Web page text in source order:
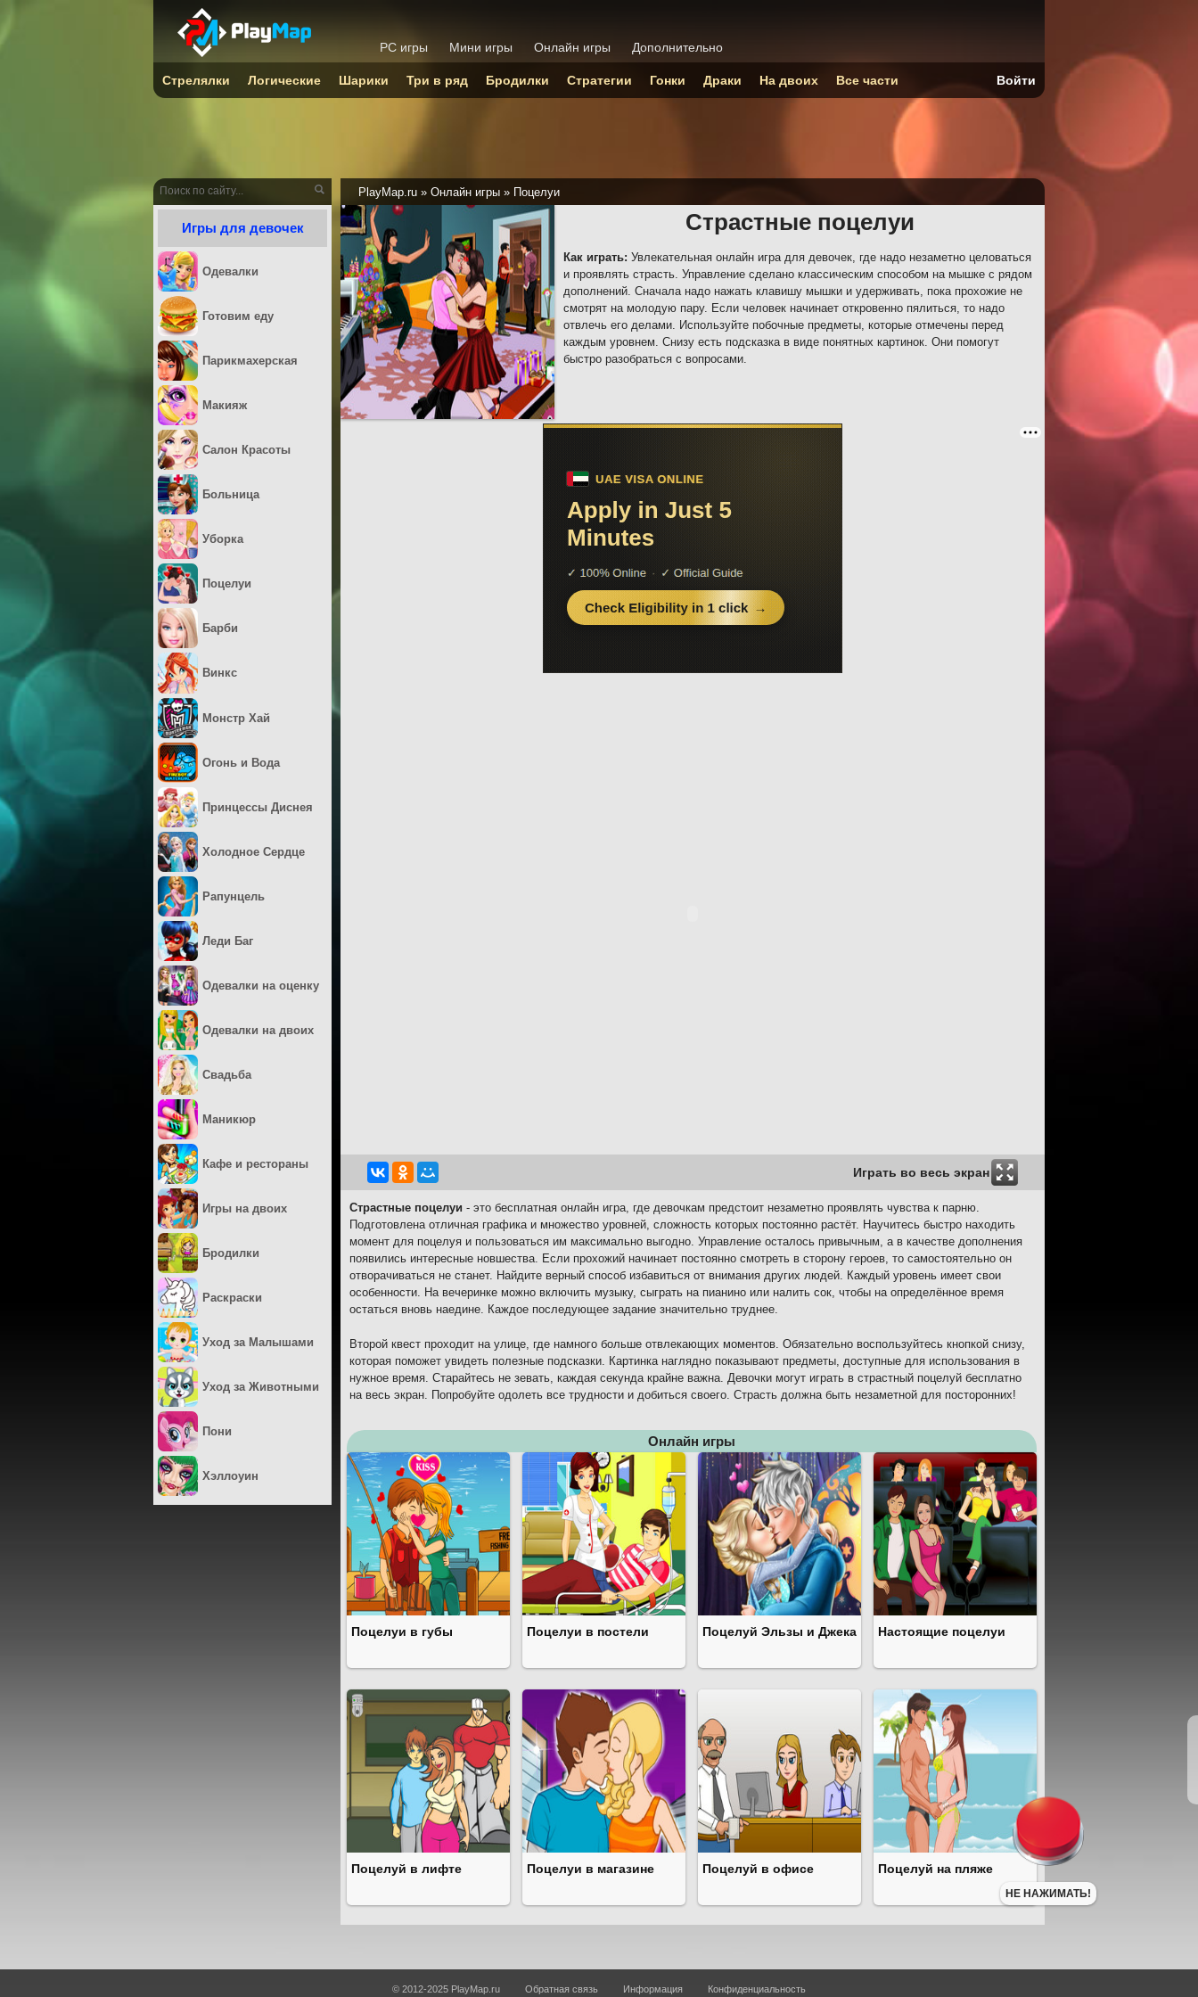
PlayMap.ru » Онлайн игры » Поцелуи
Страстные поцелуи
Как играть: Увлекательная онлайн игра для девочек, где надо незаметно целоваться
и проявлять страсть. Управление сделано классическим способом на мышке с рядом
дополнений. Сначала надо нажать клавишу мышки и удерживать, пока прохожие не
смотрят на молодую пару. Если человек начинает откровенно пялиться, то надо
отвлечь его делами. Используйте побочные предметы, которые отмечены перед
каждым уровнем. Снизу есть подсказка в виде понятных картинок. Они помогут
быстро разобраться с вопросами.
Играть во весь экран
Страстные поцелуи - это бесплатная онлайн игра, где девочкам предстоит незаметно проявлять чувства к парню.
Подготовлена отличная графика и множество уровней, сложность которых постоянно растёт. Научитесь быстро находить
момент для поцелуя и пользоваться им максимально выгодно. Управление осталось привычным, а в качестве дополнения
появились интересные новшества. Если прохожий начинает постоянно смотреть в сторону героев, то самостоятельно он
отворачиваться не станет. Найдите верный способ избавиться от внимания других людей. Каждый уровень имеет свои
особенности. На вечеринке можно включить музыку, сыграть на пианино или налить сок, чтобы на определённое время
остаться вновь наедине. Каждое последующее задание значительно труднее.
Второй квест проходит на улице, где намного больше отвлекающих моментов. Обязательно воспользуйтесь кнопкой снизу,
которая поможет увидеть полезные подсказки. Картинка наглядно показывают предметы, доступные для использования в
нужное время. Старайтесь не зевать, каждая секунда крайне важна. Девочки могут играть в страстный поцелуй бесплатно
на весь экран. Попробуйте одолеть все трудности и добиться своего. Страсть должна быть незаметной для посторонних!
Онлайн игры
Поцелуи в губы Поцелуи в постели Поцелуй Эльзы и Джека Настоящие поцелуи
Поцелуй в лифте Поцелуи в магазине Поцелуй в офисе Поцелуй на пляже
Игры для девочек
Одевалки
Готовим еду
Парикмахерская
Макияж
Салон Красоты
Больница
Уборка
Поцелуи
Барби
Винкс
Монстр Хай
Огонь и Вода
Принцессы Диснея
Холодное Сердце
Рапунцель
Леди Баг
Одевалки на оценку
Одевалки на двоих
Свадьба
Маникюр
Кафе и рестораны
Игры на двоих
Бродилки
Раскраски
Уход за Малышами
Уход за Животными
Пони
Хэллоуин
PC игры Мини игры Онлайн игры Дополнительно
Стрелялки Логические Шарики Три в ряд Бродилки Стратегии Гонки Драки На двоих Все части Войти
© 2012-2025 PlayMap.ru Обратная связь Информация Конфиденциальность
НЕ НАЖИМАТЬ!